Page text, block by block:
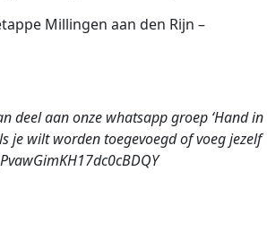
Millingen aan den Rijn –
deel aan onze whatsapp groep ‘Hand in
je wilt worden toegevoegd of voeg jezelf